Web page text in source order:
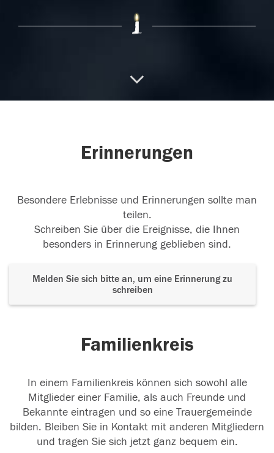
Erinnerungen
Besondere Erlebnisse und Erinnerungen sollte man
teilen.
Schreiben Sie über die Ereignisse, die Ihnen
besonders in Erinnerung geblieben sind.
Melden Sie sich bitte an, um eine Erinnerung zu
schreiben
Familienkreis
In einem Familienkreis können sich sowohl alle
Mitglieder einer Familie, als auch Freunde und
Bekannte eintragen und so eine Trauergemeinde
bilden. Bleiben Sie in Kontakt mit anderen Mitgliedern
und tragen Sie sich jetzt ganz bequem ein.